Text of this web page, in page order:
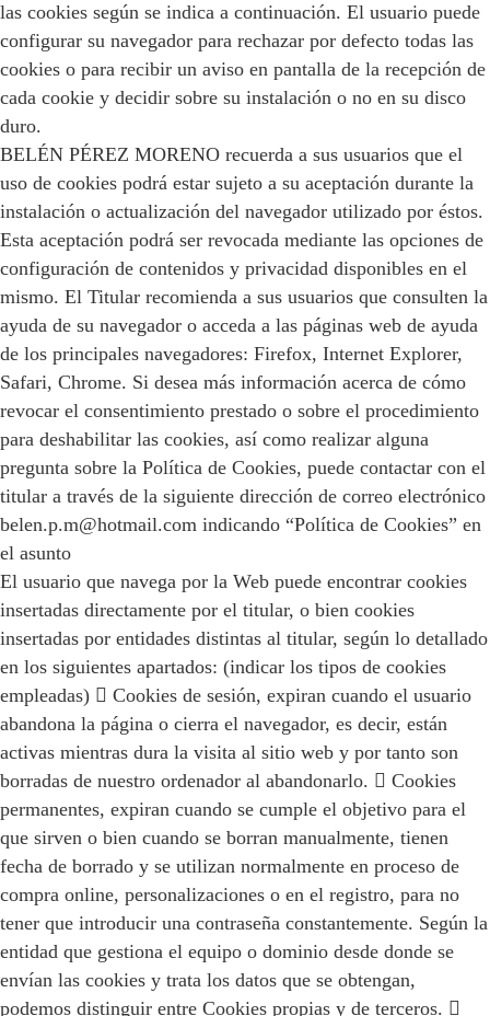
las cookies según se indica a continuación. El usuario puede
configurar su navegador para rechazar por defecto todas las
cookies o para recibir un aviso en pantalla de la recepción de
cada cookie y decidir sobre su instalación o no en su disco
duro.
BELÉN PÉREZ MORENO recuerda a sus usuarios que el
uso de cookies podrá estar sujeto a su aceptación durante la
instalación o actualización del navegador utilizado por éstos.
Esta aceptación podrá ser revocada mediante las opciones de
configuración de contenidos y privacidad disponibles en el
mismo. El Titular recomienda a sus usuarios que consulten la
ayuda de su navegador o acceda a las páginas web de ayuda
de los principales navegadores: Firefox, Internet Explorer,
Safari, Chrome. Si desea más información acerca de cómo
revocar el consentimiento prestado o sobre el procedimiento
para deshabilitar las cookies, así como realizar alguna
pregunta sobre la Política de Cookies, puede contactar con el
titular a través de la siguiente dirección de correo electrónico
belen.p.m@hotmail.com indicando “Política de Cookies” en
el asunto
El usuario que navega por la Web puede encontrar cookies
insertadas directamente por el titular, o bien cookies
insertadas por entidades distintas al titular, según lo detallado
en los siguientes apartados: (indicar los tipos de cookies
empleadas)  Cookies de sesión, expiran cuando el usuario
abandona la página o cierra el navegador, es decir, están
activas mientras dura la visita al sitio web y por tanto son
borradas de nuestro ordenador al abandonarlo.  Cookies
permanentes, expiran cuando se cumple el objetivo para el
que sirven o bien cuando se borran manualmente, tienen
fecha de borrado y se utilizan normalmente en proceso de
compra online, personalizaciones o en el registro, para no
tener que introducir una contraseña constantemente. Según la
entidad que gestiona el equipo o dominio desde donde se
envían las cookies y trata los datos que se obtengan,
podemos distinguir entre Cookies propias y de terceros. 